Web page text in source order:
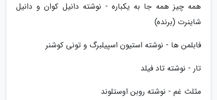
همه چیز همه جا به یکباره - نوشته دانیل کوان و دانیل
شاینرت (برنده)
فابلمن ها - نوشته استیون اسپیلبرگ و تونی کوشنر
تار - نوشته تاد فیلد
مثلث غم - نوشته روبن اوستلوند